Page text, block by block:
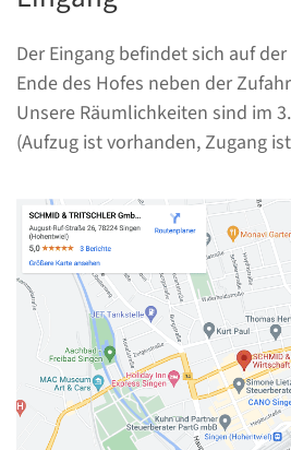
Der Eingang befindet sich auf
Ende des Hofes neben der
Unsere Räumlichkeiten sind im
(Aufzug ist vorhanden, Zugang